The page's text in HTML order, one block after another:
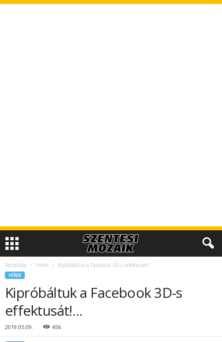
Kezdőlap Hírek Kipróbáltuk a Facebook 3D-s effektusát!…
HÍREK
Kipróbáltuk a Facebook 3D-s
effektusát!…
2019.05.09. 456